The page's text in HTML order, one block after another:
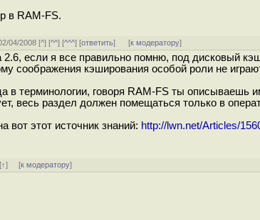
в RAM-FS.
04/2008 [^] [^^] [^^^] [ответить] [к модератору]
2.6, если я все правильно помню, под дисковый
соображения кэширования особой роли не
в терминологии, говоря RAM-FS ты описываешь
весь раздел должен помещаться только в
вот этот источник знаний: http://lwn.net/Articles/
[↑] [к модератору]